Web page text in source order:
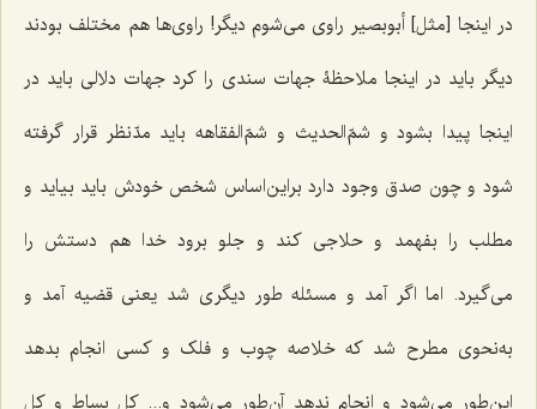
در اینجا [مثل] أبوبصیر راوی می‌شوم دیگر! راوی‌ها هم مختلف بودند
دیگر باید در اینجا ملاحظۀ جهات سندی را کرد جهات دلالی باید در
اینجا پیدا بشود و شمّ‌الحدیث و شمّ‌الفقاهه باید مدّنظر قرار گرفته
شود و چون صدق وجود دارد براین‌اساس شخص خودش باید بیاید و
مطلب را بفهمد و حلاجی کند و جلو برود خدا هم دستش را
می‌گیرد. اما اگر آمد و مسئله طور دیگری شد یعنی قضیه آمد و
به‌نحوی مطرح شد که خلاصه چوب و فلک و کسی انجام بدهد
این‌طور می‌شود و انجام ندهد آن‌طور می‌شود و... کل بساط و کل